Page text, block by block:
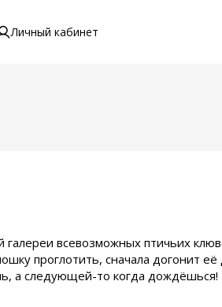
Личный кабинет
всевозможных птичьих
проглотить, сначала догонит её
а следующей-то когда дождёшься!